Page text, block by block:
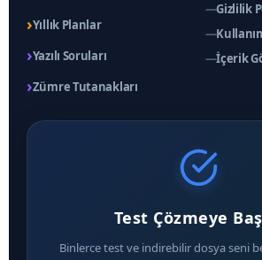
›Yıllık Planlar
›Yazılı Soruları
›Zümre Tutanakları
—Gizlilik
—
—İçerik
Test Çözmeye
Binlerce test ve indirebilir dosya seni